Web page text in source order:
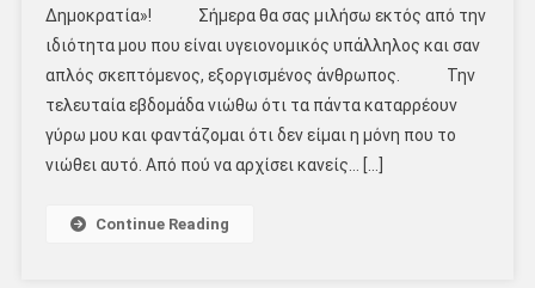
Δημοκρατία»! Σήμερα θα σας μιλήσω εκτός από την
ιδιότητα μου που είναι υγειονομικός υπάλληλος και σαν
απλός σκεπτόμενος, εξοργισμένος άνθρωπος. Την
τελευταία εβδομάδα νιώθω ότι τα πάντα καταρρέουν
γύρω μου και φαντάζομαι ότι δεν είμαι η μόνη που το
νιώθει αυτό. Από πού να αρχίσει κανείς… […]
Continue Reading